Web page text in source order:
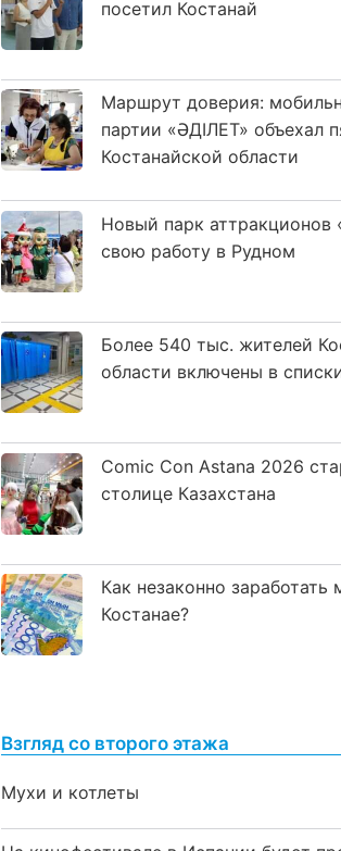
посетил Костанай
Маршрут доверия:
партии «ӘДІЛЕТ» объехал
Костанайской области
Новый парк аттракционов
свою работу в Рудном
Более 540 тыс. жителей
области включены в
Comic Con Astana 2026
столице Казахстана
Как незаконно заработать
Костанае?
Взгляд со второго этажа
Мухи и котлеты